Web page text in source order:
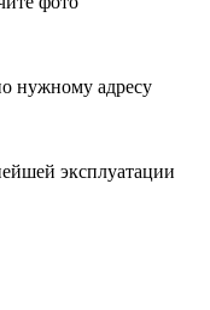
нужному адресу
эксплуатации